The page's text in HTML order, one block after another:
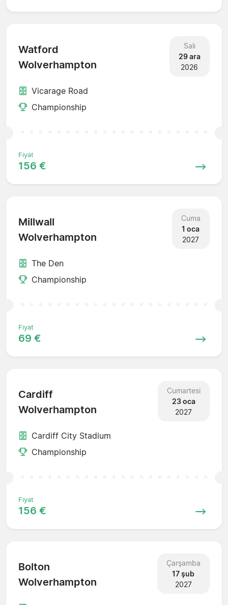
Watford
Wolverhampton
Salı
29 ara
2026
Vicarage Road
Championship
Fiyat
156 €
Millwall
Wolverhampton
Cuma
1 oca
2027
The Den
Championship
Fiyat
69 €
Cardiff
Wolverhampton
Cumartesi
23 oca
2027
Cardiff City Stadium
Championship
Fiyat
156 €
Bolton
Wolverhampton
Çarşamba
17 şub
2027